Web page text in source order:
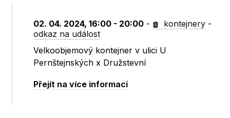
02. 04. 2024, 16:00 - 20:00 - kontejnery -
odkaz na událost
Velkoobjemový kontejner v ulici U
Pernštejnských x Družstevní
Přejít na více informací